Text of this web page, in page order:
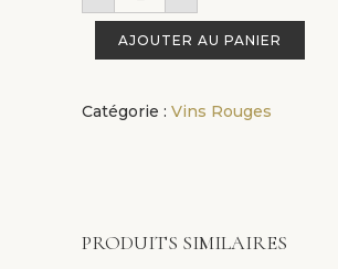
AJOUTER AU PANIER
Catégorie : Vins Rouges
PRODUITS SIMILAIRES